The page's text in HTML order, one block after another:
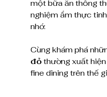
một bữa ăn thông
nghiệm ẩm thực
nhớ.
Cùng khám phá
đỏ thường xuất
fine dining trên thế